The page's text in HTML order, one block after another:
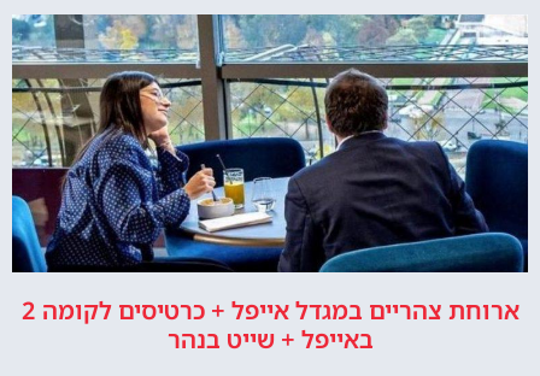
ארוחת צהריים במגדל אייפל + כרטיסים לקומה 2
באייפל + שייט בנהר